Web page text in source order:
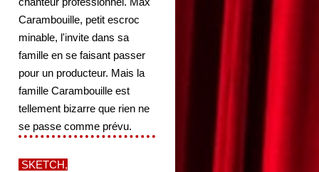
Carambouille, petit escroc
minable, l'invite dans sa
famille en se faisant passer
pour un producteur. Mais la
famille Carambouille est
tellement bizarre que rien ne
se passe comme prévu.
SKETCH,